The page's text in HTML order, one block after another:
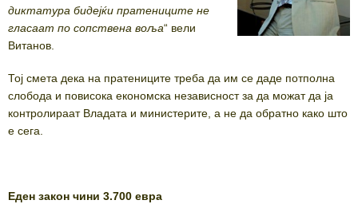
диктатура бидејќи пратениците не
гласаат по сопствена воља“ вели
Витанов.
Тој смета дека на пратениците треба да им се даде потполна
слобода и повисока економска независност за да можат да ја
контролираат Владата и министерите, а не да обратно како што
е сега.
Еден закон чини 3.700 евра